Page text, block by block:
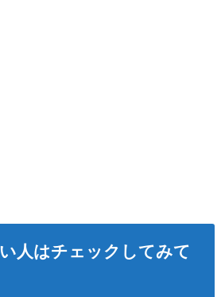
人はチェックしてみて